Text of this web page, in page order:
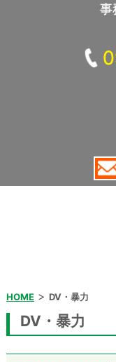
事
HOME> DV・暴力
DV・暴力